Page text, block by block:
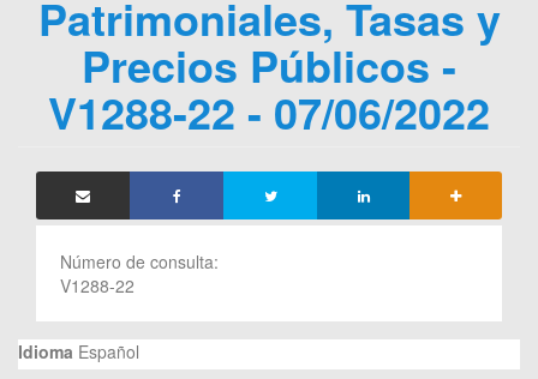
Patrimoniales, Tasas y
Precios Públicos -
V1288-22 - 07/06/2022
Número de consulta:
V1288-22
Idioma Español